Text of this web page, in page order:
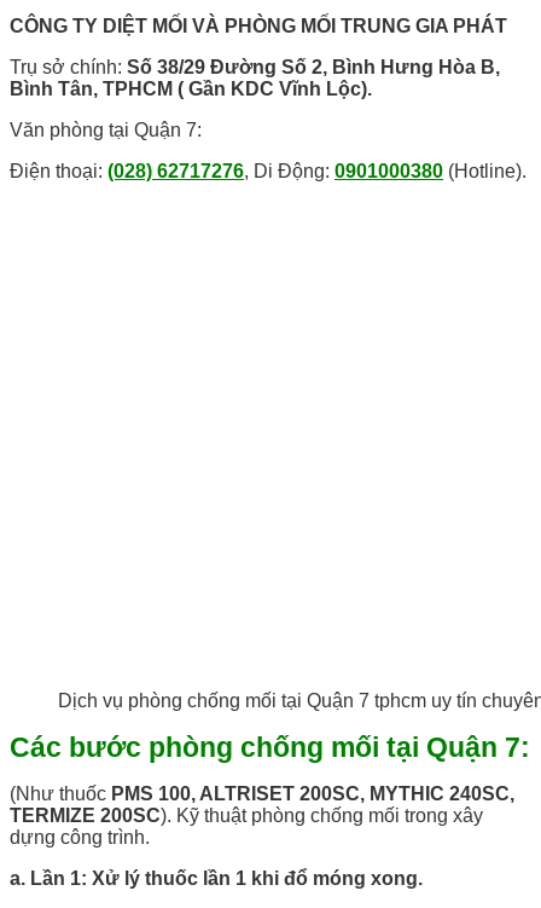
CÔNG TY DIỆT MỐI VÀ PHÒNG MỐI TRUNG GIA PHÁT
Trụ sở chính: Số 38/29 Đường Số 2, Bình Hưng Hòa B,
Bình Tân, TPHCM ( Gần KDC Vĩnh Lộc).
Văn phòng tại Quận 7:
Điện thoại: (028) 62717276, Di Động: 0901000380 (Hotline).
Dịch vụ phòng chống mối tại Quận 7 tphcm uy tín
Các bước phòng chống mối tại Quận 7:
(Như thuốc PMS 100, ALTRISET 200SC, MYTHIC 240SC,
TERMIZE 200SC). Kỹ thuật phòng chống mối trong xây
dựng công trình.
a. Lần 1: Xử lý thuốc lần 1 khi đổ móng xong.